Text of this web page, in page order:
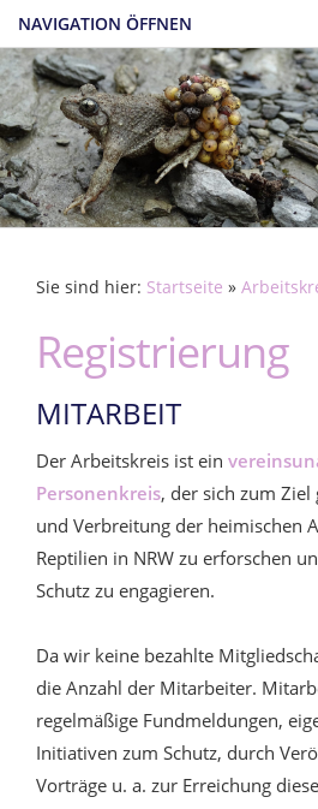
NAVIGATION ÖFFNEN
Sie sind hier: Startseite »
Registrierung
MITARBEIT
Der Arbeitskreis ist ein
Personenkreis, der sich zum Ziel
und Verbreitung der heimischen
Reptilien in NRW zu erforschen
Schutz zu engagieren.
Da wir keine bezahlte
die Anzahl der Mitarbeiter.
regelmäßige Fundmeldungen,
Initiativen zum Schutz, durch
Vorträge u. a. zur Erreichung